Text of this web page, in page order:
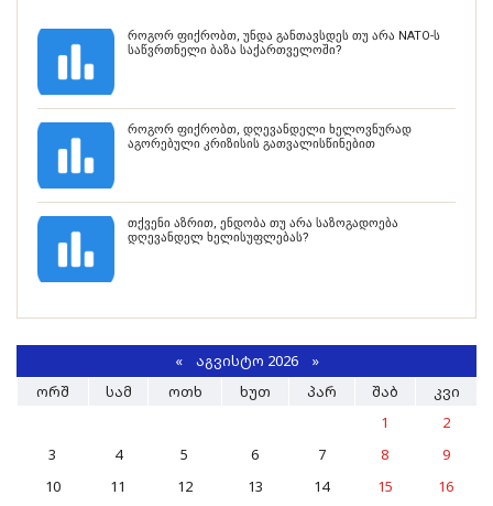
როგორ ფიქრობთ, უნდა განთავსდეს თუ არა NATO-ს
საწვრთნელი ბაზა საქართველოში?
როგორ ფიქრობთ, დღევანდელი ხელოვნურად
აგორებული კრიზისის გათვალისწინებით
თქვენი აზრით, ენდობა თუ არა საზოგადოება
დღევანდელ ხელისუფლებას?
«ᲐᲒᲕᲘᲡᲢᲝ 2026 »
ᲝᲠᲨ
ᲡᲐᲛ ᲝᲗᲮ ᲮᲣᲗ ᲞᲐᲠ ᲨᲐᲑ
ᲙᲕᲘ
1
2
3
4 5 6 7 8
9
10
11 12 13 14 15
16